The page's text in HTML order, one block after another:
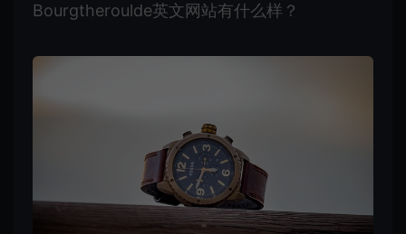
Bourgtheroulde英文网站有什么样？